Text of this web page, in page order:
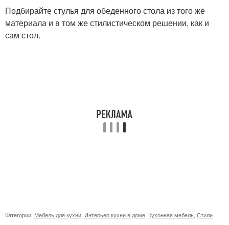
Подбирайте стулья для обеденного стола из того же
материала и в том же стилистическом решении, как и
сам стол.
Категории: Мебель для кухни, Интерьер кухни в доме, Кухонная мебель, Стили